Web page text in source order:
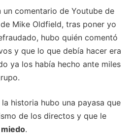
un comentario de Youtube de
Mike Oldfield, tras poner yo
hubo quién comentó
y que lo que debía hacer era
ya los había hecho ante miles
historia hubo una payasa que
de los directos y que le
.